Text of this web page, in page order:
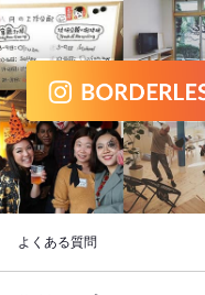
よくある質問